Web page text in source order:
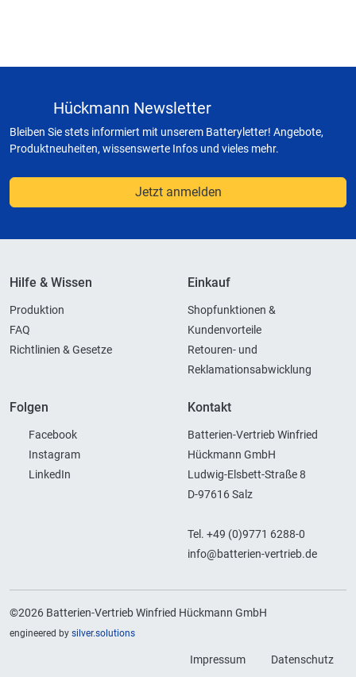
Hückmann Newsletter
Bleiben Sie stets informiert mit unserem Batteryletter! Angebote,
Produktneuheiten, wissenswerte Infos und vieles mehr.
Jetzt anmelden
Hilfe & Wissen
Produktion
FAQ
Richtlinien & Gesetze
Einkauf
Shopfunktionen &
Kundenvorteile
Retouren- und
Reklamationsabwicklung
Folgen
Facebook
Instagram
LinkedIn
Kontakt
Batterien-Vertrieb Winfried
Hückmann GmbH
Ludwig-Elsbett-Straße 8
D-97616 Salz
Tel. +49 (0)9771 6288-0
info@batterien-vertrieb.de
©2026 Batterien-Vertrieb Winfried Hückmann GmbH
engineered by silver.solutions
Impressum Datenschutz